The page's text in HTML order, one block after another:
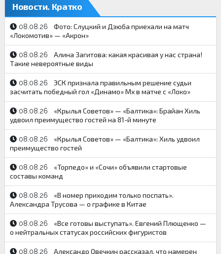
Новости. Кратко
08.08.26
Фото: Слуцкий и Дзюба приехали на матч
«Локомотив» — «Акрон»
08.08.26
Алина Загитова: какая красивая у нас страна!
Такие невероятные виды
08.08.26
ЭСК признала правильным решение судьи
засчитать победный гол «Динамо» Мх в матче с «Локо»
08.08.26
«Крылья Советов» — «Балтика»: Брайан Хиль
удвоил преимущество гостей на 81-й минуте
08.08.26
«Крылья Советов» — «Балтика»: Хиль удвоил
преимущество гостей
08.08.26
«Торпедо» и «Сочи» объявили стартовые
составы команд
08.08.26
«В номер приходим только поспать».
Александра Трусова — о графике в Китае
08.08.26
«Все готовы выступать». Евгений Плющенко —
о нейтральных статусах российских фигуристов
08.08.26 Александр Овечкин рассказал, что намерен